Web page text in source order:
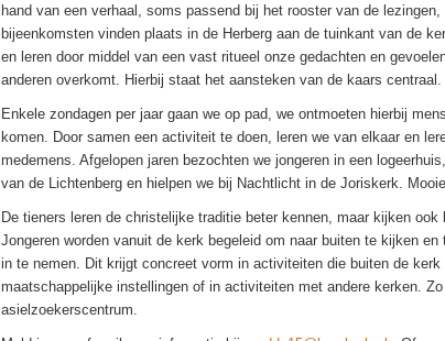
hand van een verhaal, soms passend bij het rooster van de
bijeenkomsten vinden plaats in de Herberg aan de tuinkant van de
en leren door middel van een vast ritueel onze gedachten en
anderen overkomt. Hierbij staat het aansteken van de kaars centraal.
Enkele zondagen per jaar gaan we op pad, we ontmoeten hierbij
komen. Door samen een activiteit te doen, leren we van elkaar en
medemens. Afgelopen jaren bezochten we jongeren in een
van de Lichtenberg en hielpen we bij Nachtlicht in de Joriskerk.
De tieners leren de christelijke traditie beter kennen, maar kijken ook
Jongeren worden vanuit de kerk begeleid om naar buiten te kijken
in te nemen. Dit krijgt concreet vorm in activiteiten die buiten de kerk
maatschappelijke instellingen of in activiteiten met andere kerken.
asielzoekerscentrum.